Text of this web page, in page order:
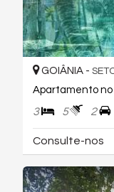
GOIÂNIA -
3 5 2
Consulte-nos